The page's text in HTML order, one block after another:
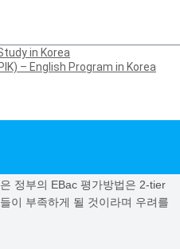
in Korea
– English Program in Korea
성적을 받은 학생들을 %로 구분
(PGCE: Post-Graduate Certificate
원자는 작년과 비교하여 44%나
육, 컴퓨터공학, 경영학 코스들도
마감됨.
받으며 높은 지원율을 보였음.
정부의 EBac 평가방법은 2-tier
이 부족하게 될 것이라며 우려를